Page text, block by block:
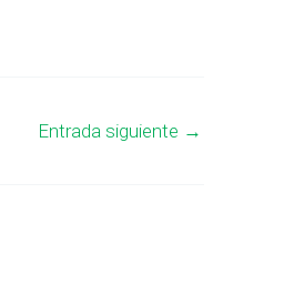
Entrada siguiente →